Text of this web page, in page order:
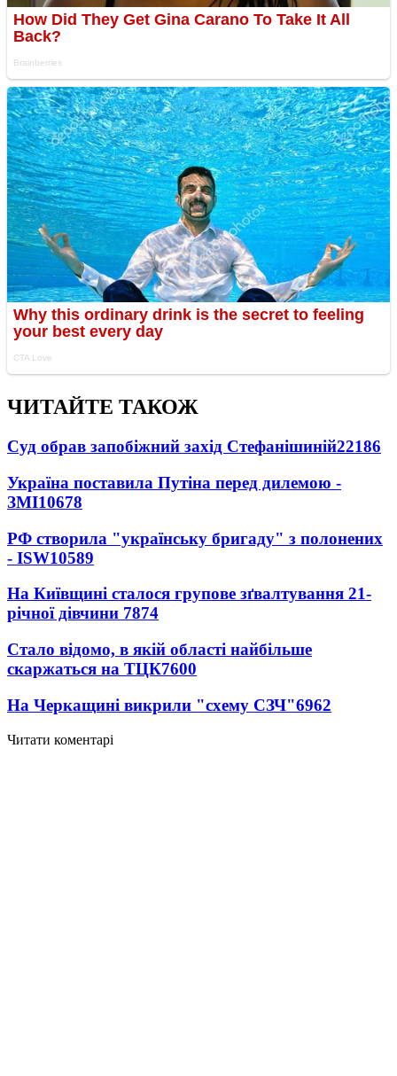
ЧИТАЙТЕ ТАКОЖ
Суд обрав запобіжний захід Стефанішиній22186
Україна поставила Путіна перед дилемою -
ЗМІ10678
РФ створила "українську бригаду" з полонених
- ISW10589
На Київщині сталося групове зґвалтування 21-
річної дівчини 7874
Стало відомо, в якій області найбільше
скаржаться на ТЦК7600
На Черкащині викрили "схему СЗЧ"6962
Читати коментарі